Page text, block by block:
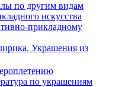
по другим видам
искусства
прикладному
Украшения из
по украшениям